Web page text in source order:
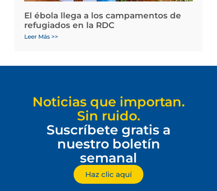
El ébola llega a los campamentos de
refugiados en la RDC
Leer Más >>
Noticias que importan.
Sin ruido.
Suscríbete gratis a
nuestro boletín
semanal
Haz clic aquí